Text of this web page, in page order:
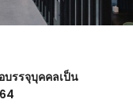
บรรจุบุคคลเป็น